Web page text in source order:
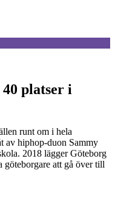
platser i
runt om i hela
av hiphop-duon Sammy
2018 lägger Göteborg
att gå över till